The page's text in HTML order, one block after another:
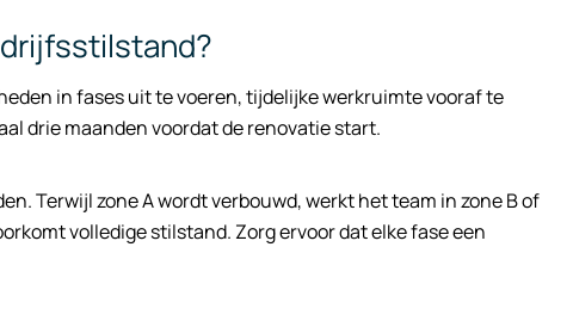
in fases uit te voeren, tijdelijke werkruimte vooraf te
drie maanden voordat de renovatie start.
Terwijl zone A wordt verbouwd, werkt het team in zone B of
volledige stilstand. Zorg ervoor dat elke fase een